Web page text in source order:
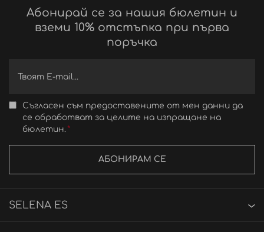
Абонирай се за нашия бюлетин и
вземи 10% отстъпка при първа
поръчка
Съгласен съм предоставените от мен данни да
се обработват за целите на изпращане на
бюлетин.
АБОНИРАМ СЕ
SELENA ES